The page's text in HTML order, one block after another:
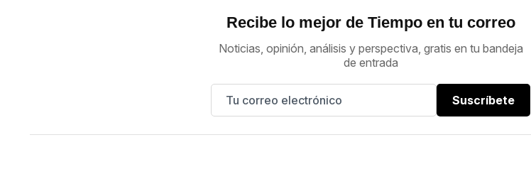
Recibe lo mejor de Tiempo en tu correo
Noticias, opinión, análisis y perspectiva, gratis en tu bandeja
de entrada
Suscríbete